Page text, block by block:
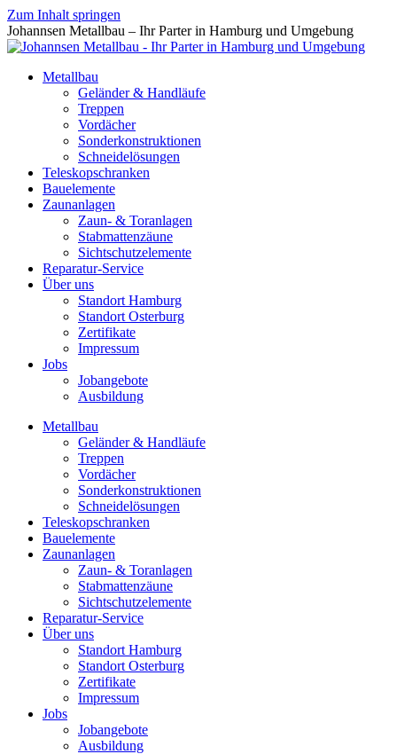
Zum Inhalt springen
Johannsen Metallbau – Ihr Parter in Hamburg und Umgebung
Metallbau
Geländer & Handläufe
Treppen
Vordächer
Sonderkonstruktionen
Schneidelösungen
Teleskopschranken
Bauelemente
Zaunanlagen
Zaun- & Toranlagen
Stabmattenzäune
Sichtschutzelemente
Reparatur-Service
Über uns
Standort Hamburg
Standort Osterburg
Zertifikate
Impressum
Jobs
Jobangebote
Ausbildung
Metallbau
Geländer & Handläufe
Treppen
Vordächer
Sonderkonstruktionen
Schneidelösungen
Teleskopschranken
Bauelemente
Zaunanlagen
Zaun- & Toranlagen
Stabmattenzäune
Sichtschutzelemente
Reparatur-Service
Über uns
Standort Hamburg
Standort Osterburg
Zertifikate
Impressum
Jobs
Jobangebote
Ausbildung